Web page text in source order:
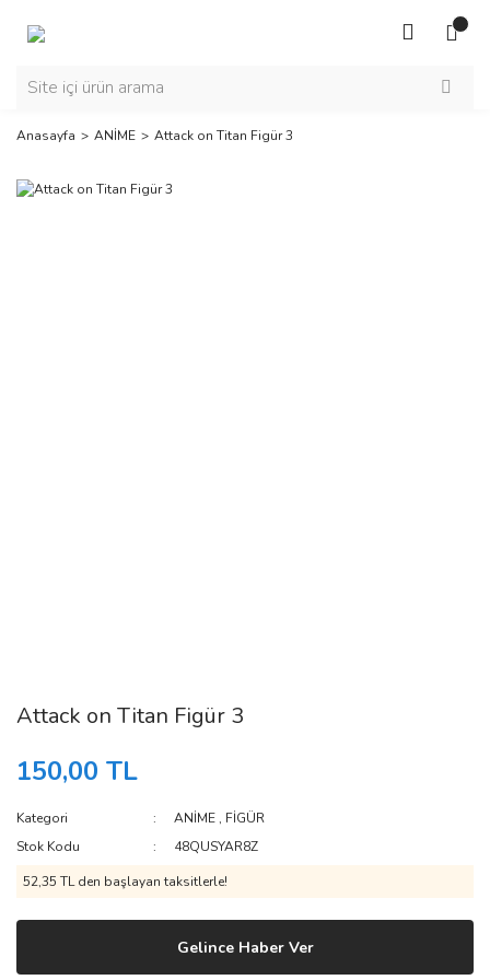
Anasayfa ANİME Attack on Titan Figür 3
Attack on Titan Figür 3
150,00 TL
Kategori ANİME , FİGÜR
Stok Kodu
48QUSYAR8Z
52,35 TL den başlayan taksitlerle!
Gelince Haber Ver